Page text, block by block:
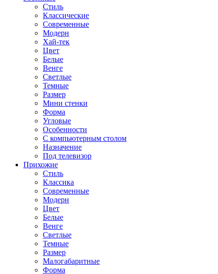
Стиль
Классические
Современные
Модерн
Хай-тек
Цвет
Белые
Венге
Светлые
Темные
Размер
Мини стенки
Форма
Угловые
Особенности
С компьютерным столом
Назначение
Под телевизор
Прихожие
Стиль
Классика
Современные
Модерн
Цвет
Белые
Венге
Светлые
Темные
Размер
Малогабаритные
Форма